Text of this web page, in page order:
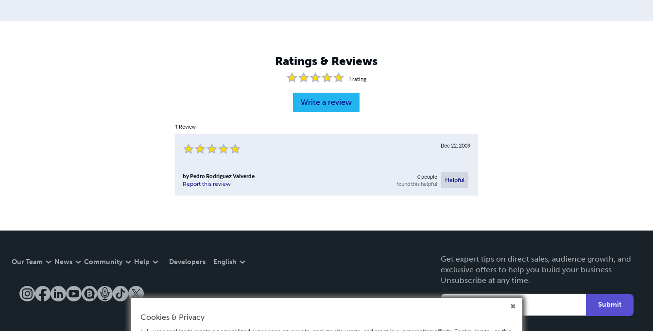
Ratings & Reviews
1 rating
Write a review
1 Review
Dec 22, 2009
by Pedro Rodriguez Valverde
Report this review
0people
found this helpful
Helpful
Our Team News Community Help Developers English
Get expert tips on direct sales, audience growth, and
exclusive offers to help you build your business.
Unsubscribe at any time.
Submit
Cookies & Privacy